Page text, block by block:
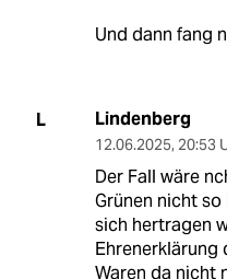
Und dann fang
L Lindenberg
12.06.2025, 20:53
Der Fall wäre
Grünen nicht
sich hertragen
Ehrenerklärung
Waren da nicht